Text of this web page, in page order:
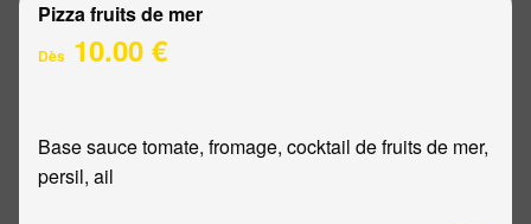
Pizza fruits de mer
Dès 10.00 €
Base sauce tomate, fromage, cocktail de fruits de mer,
persil, ail